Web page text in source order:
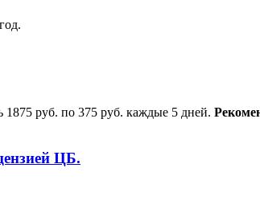
1875 руб. по 375 руб. каждые 5 дней.
ЦБ.